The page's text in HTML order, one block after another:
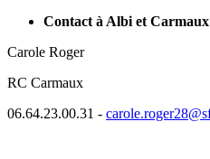
Contact à Albi et Carmaux
Carole Roger
RC Carmaux
06.64.23.00.31 -